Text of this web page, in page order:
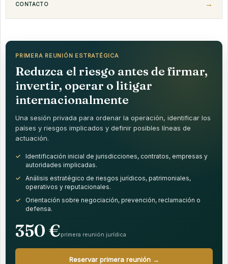
CONTACTO
PRIMERA REUNIÓN ESTRATÉGICA
Reduzca el riesgo antes de firmar,
invertir, operar o litigar
internacionalmente
Una sesión privada para ordenar la operación, identificar los
países y riesgos implicados y definir posibles líneas de
actuación.
Identificación inicial de jurisdicciones, contratos, empresas y
autoridades implicadas.
Análisis estratégico de riesgos jurídicos, patrimoniales,
operativos y reputacionales.
Orientación sobre negociación, prevención, reclamación o
defensa.
350 €primera reunión jurídica
Reservar primera reunión →